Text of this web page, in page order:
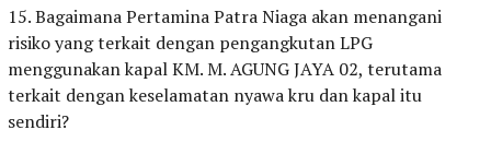
‎15. Bagaimana Pertamina Patra Niaga akan menangani
risiko yang terkait dengan pengangkutan LPG
menggunakan kapal KM. M. AGUNG JAYA 02, terutama
terkait dengan keselamatan nyawa kru dan kapal itu
sendiri?